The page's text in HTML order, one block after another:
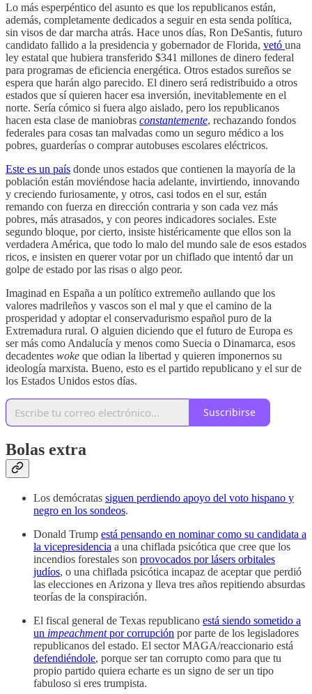
Lo más esperpéntico del asunto es que los republicanos están,
además, completamente dedicados a seguir en esta senda política,
sin visos de dar marcha atrás. Hace unos días, Ron DeSantis, futuro
candidato fallido a la presidencia y gobernador de Florida, vetó una
ley estatal que hubiera transferido $341 millones de dinero federal
para programas de eficiencia energética. Otros estados sureños se
espera que harán algo parecido. El dinero será redistribuido a otros
estados que sí quieren hacer esa inversión, inevitablemente en el
norte. Sería cómico si fuera algo aislado, pero los republicanos
hacen esta clase de maniobras constantemente, rechazando fondos
federales para cosas tan malvadas como un seguro médico a los
pobres, guarderías o comprar autobuses escolares eléctricos.
Este es un país donde unos estados que contienen la mayoría de la
población están moviéndose hacia adelante, invirtiendo, innovando
y creciendo furiosamente, y otros, casi todos en el sur, están
remando con fuerza en dirección contraria y son cada vez más
pobres, más atrasados, y con peores indicadores sociales. Este
segundo bloque, por cierto, insiste histéricamente que ellos son la
verdadera América, que todo lo malo del mundo sale de esos estados
ricos, e insisten en querer votar por un chiflado que intentó dar un
golpe de estado por las risas o algo peor.
Imaginad en España a un político extremeño aullando que los
valores madrileños y vascos son el mal y que el camino de la
prosperidad y adoptar el conservadurismo español puro de la
Extremadura rural. O alguien diciendo que el futuro de Europa es
ser más como Andalucía y menos como Suecia o Dinamarca, esos
decadentes woke que odian la libertad y quieren imponernos su
ideología marxista. Bueno, esto es el partido republicano y el sur de
los Estados Unidos estos días.
Suscribirse
Bolas extra
Los demócratas siguen perdiendo apoyo del voto hispano y
negro en los sondeos.
Donald Trump está pensando en nominar como su candidata a
la vicepresidencia a una chiflada psicótica que cree que los
incendios forestales son provocados por lásers orbitales
judíos, o una chiflada psicótica incapaz de aceptar que perdió
las elecciones en Arizona y lleva tres años repitiendo absurdas
teorías de la conspiración.
El fiscal general de Texas republicano está siendo sometido a
un impeachmentpor corrupción por parte de los legisladores
republicanos del estado. El sector MAGA/reaccionario está
defendiéndole, porque ser tan corrupto como para que tu
propio partido quiera echarte es un signo de ser un tipo
fabuloso si eres trumpista.